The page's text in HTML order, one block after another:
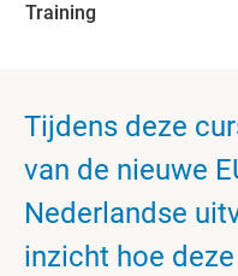
Training
Tijdens deze
van de nieuwe
Nederlandse
inzicht hoe